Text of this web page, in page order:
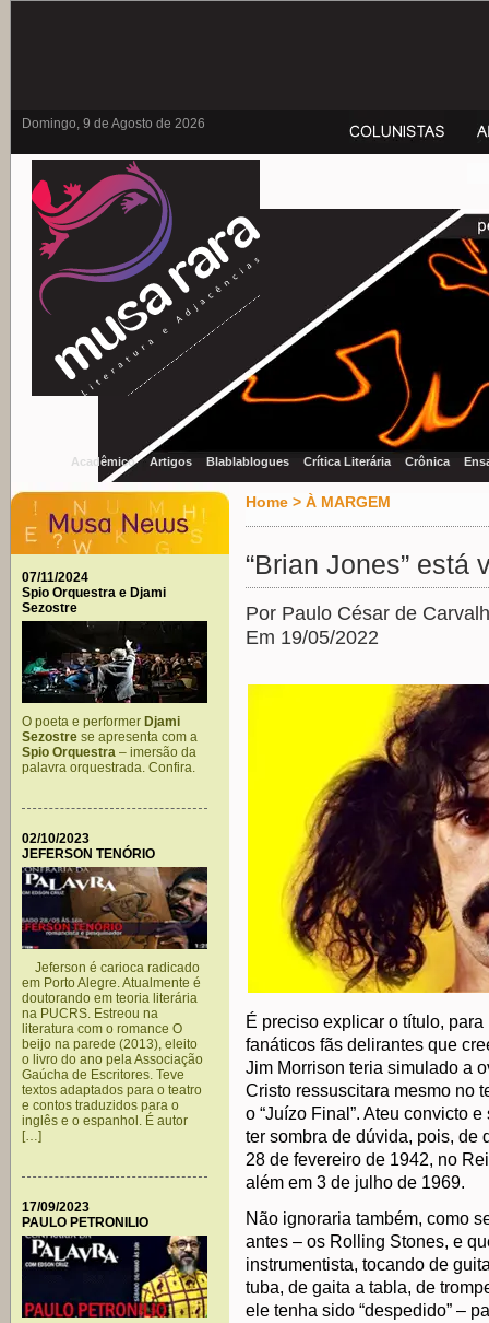
Domingo, 9 de Agosto de 2026
Acadêmico Artigos Blablablogues Crítica Literária Crônica
07/11/2024
Spio Orquestra e Djami
Sezostre
O poeta e performer Djami
Sezostre se apresenta com a
Spio Orquestra – imersão da
palavra orquestrada. Confira.
02/10/2023
JEFERSON TENÓRIO
Jeferson é carioca radicado
em Porto Alegre. Atualmente é
doutorando em teoria literária
na PUCRS. Estreou na
literatura com o romance O
beijo na parede (2013), eleito
o livro do ano pela Associação
Gaúcha de Escritores. Teve
textos adaptados para o teatro
e contos traduzidos para o
inglês e o espanhol. É autor
[…]
17/09/2023
PAULO PETRONILIO
Home > À MARGEM
“Brian Jones” está
Por Paulo César de
Em 19/05/2022
É preciso explicar o título,
fanáticos fãs delirantes que
Jim Morrison teria simulado a
Cristo ressuscitara mesmo no
o “Juízo Final”. Ateu convicto
ter sombra de dúvida, pois, de
28 de fevereiro de 1942, no
além em 3 de julho de 1969.
Não ignoraria também, como
antes – os Rolling Stones, e
instrumentista, tocando de
tuba, de gaita a tabla, de
ele tenha sido “despedido” –